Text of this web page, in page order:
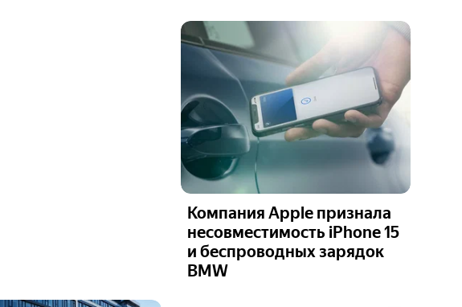
Компания Apple признала
несовместимость iPhone 15
и беспроводных зарядок
BMW